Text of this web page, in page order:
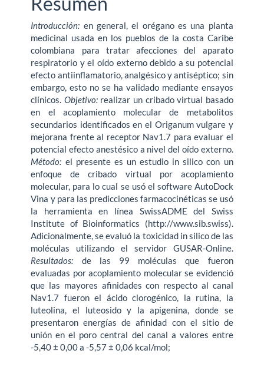
Introducción: en general, el orégano es una planta
medicinal usada en los pueblos de la costa Caribe
colombiana para tratar afecciones del aparato
respiratorio y el oído externo debido a su potencial
efecto antiinflamatorio, analgésico y antiséptico; sin
embargo, esto no se ha validado mediante ensayos
clínicos. Objetivo: realizar un cribado virtual basado
en el acoplamiento molecular de metabolitos
secundarios identificados en el Origanum vulgare y
mejorana frente al receptor Nav1.7 para evaluar el
potencial efecto anestésico a nivel del oído externo.
Método: el presente es un estudio in silico con un
enfoque de cribado virtual por acoplamiento
molecular, para lo cual se usó el software AutoDock
Vina y para las predicciones farmacocinéticas se usó
la herramienta en línea SwissADME del Swiss
Institute of Bioinformatics (http://www.sib.swiss).
Adicionalmente, se evaluó la toxicidad in silico de las
moléculas utilizando el servidor GUSAR-Online.
Resultados: de las 99 moléculas que fueron
evaluadas por acoplamiento molecular se evidenció
que las mayores afinidades con respecto al canal
Nav1.7 fueron el ácido clorogénico, la rutina, la
luteolina, el luteosido y la apigenina, donde se
presentaron energías de afinidad con el sitio de
unión en el poro central del canal a valores entre
-5,40 ± 0,00 a -5,57 ± 0,06 kcal/mol;